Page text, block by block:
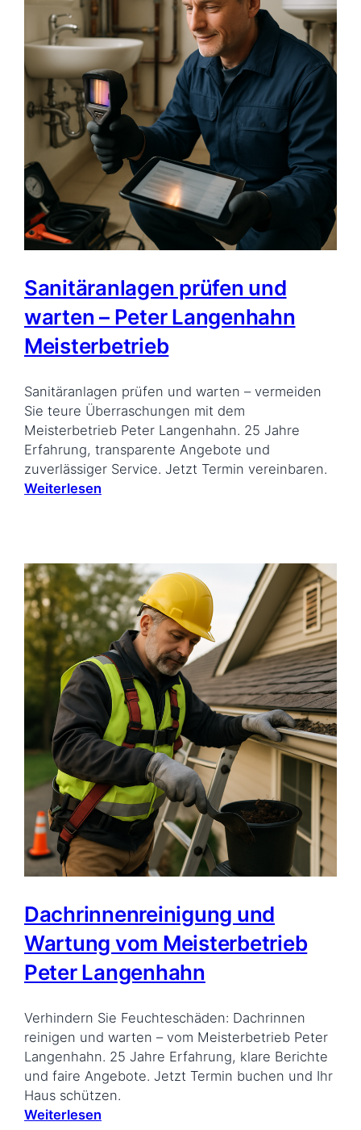
Sanitäranlagen prüfen und
warten – Peter Langenhahn
Meisterbetrieb
Sanitäranlagen prüfen und warten – vermeiden
Sie teure Überraschungen mit dem
Meisterbetrieb Peter Langenhahn. 25 Jahre
Erfahrung, transparente Angebote und
zuverlässiger Service. Jetzt Termin vereinbaren.
Weiterlesen
Dachrinnenreinigung und
Wartung vom Meisterbetrieb
Peter Langenhahn
Verhindern Sie Feuchteschäden: Dachrinnen
reinigen und warten – vom Meisterbetrieb Peter
Langenhahn. 25 Jahre Erfahrung, klare Berichte
und faire Angebote. Jetzt Termin buchen und Ihr
Haus schützen.
Weiterlesen